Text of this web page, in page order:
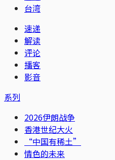
台湾
速递
解读
评论
播客
影音
系列
2026伊朗战争
香港世纪大火
“中国有稀土”
情色的未来